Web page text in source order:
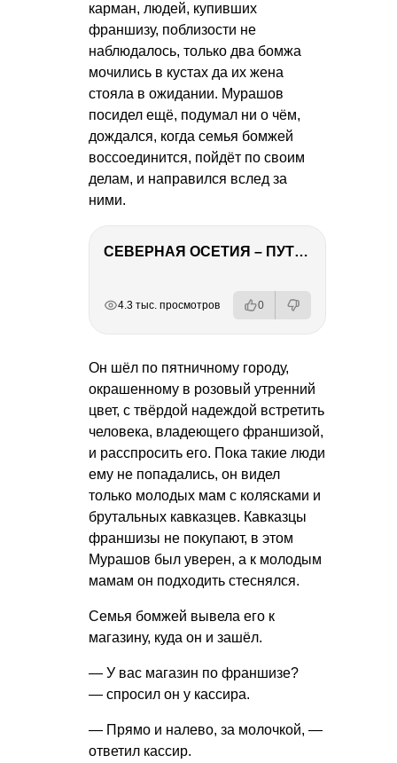
карман, людей, купивших
франшизу, поблизости не
наблюдалось, только два бомжа
мочились в кустах да их жена
стояла в ожидании. Мурашов
посидел ещё, подумал ни о чём,
дождался, когда семья бомжей
воссоединится, пойдёт по своим
делам, и направился вслед за
ними.
СЕВЕРНАЯ ОСЕТИЯ – ПУТЕШЕСТВИЕ НА КАВКАЗ часть 4
4.3 тыс. просмотров 0
Он шёл по пятничному городу,
окрашенному в розовый утренний
цвет, с твёрдой надеждой встретить
человека, владеющего франшизой,
и расспросить его. Пока такие люди
ему не попадались, он видел
только молодых мам с колясками и
брутальных кавказцев. Кавказцы
франшизы не покупают, в этом
Мурашов был уверен, а к молодым
мамам он подходить стеснялся.
Семья бомжей вывела его к
магазину, куда он и зашёл.
— У вас магазин по франшизе?
— спросил он у кассира.
— Прямо и налево, за молочкой, —
ответил кассир.